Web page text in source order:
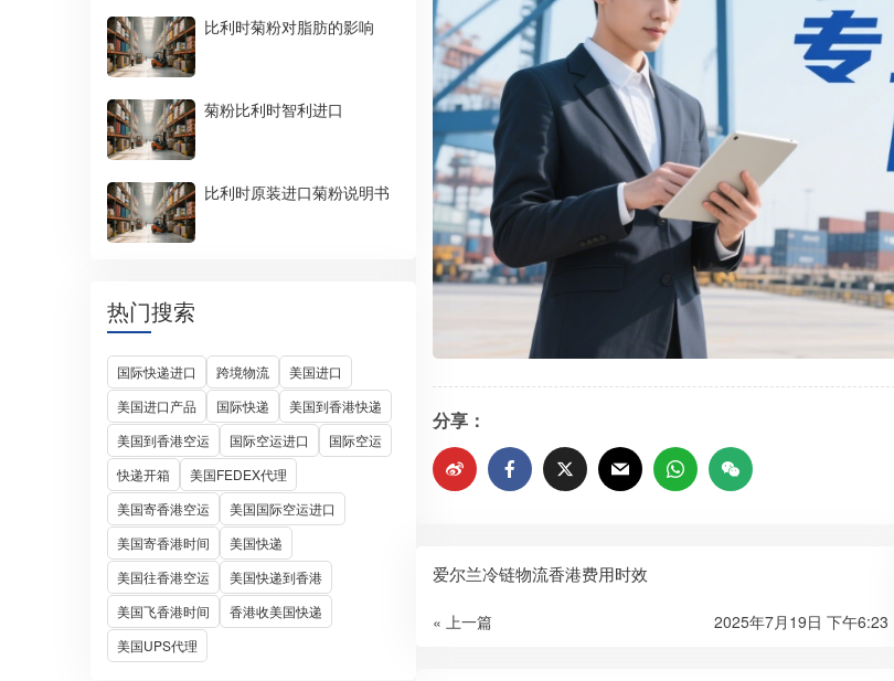
比利时菊粉对脂肪的影响
菊粉比利时智利进口
比利时原装进口菊粉说明书
热门搜索
国际快递进口 跨境物流
美国进口
美国进口产品
国际快递
美国到香港快递
美国到香港空运
国际空运进口
国际空运
快递开箱
美国FEDEX代理
美国寄香港空运
美国国际空运进口
美国寄香港时间
美国快递
美国往香港空运
美国快递到香港
美国飞香港时间
香港收美国快递
美国UPS代理
分享：
爱尔兰冷链物流香港费用时效
« 上一篇 2025年7月19日 下午6:23